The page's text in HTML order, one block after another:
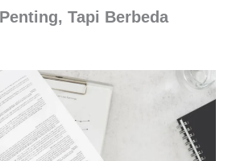
Tapi Berbeda